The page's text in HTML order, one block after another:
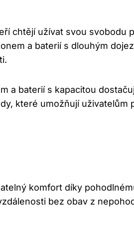
chtějí užívat svou svobodu
a baterií s dlouhým
a baterií s kapacitou
které umožňují uživatelům
komfort díky
bez obav z